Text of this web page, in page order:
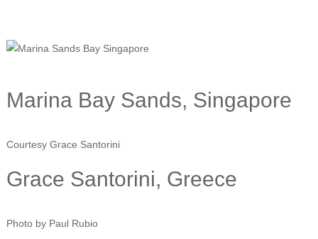
Marina Bay Sands, Singapore
Courtesy Grace Santorini
Grace Santorini, Greece
Photo by Paul Rubio